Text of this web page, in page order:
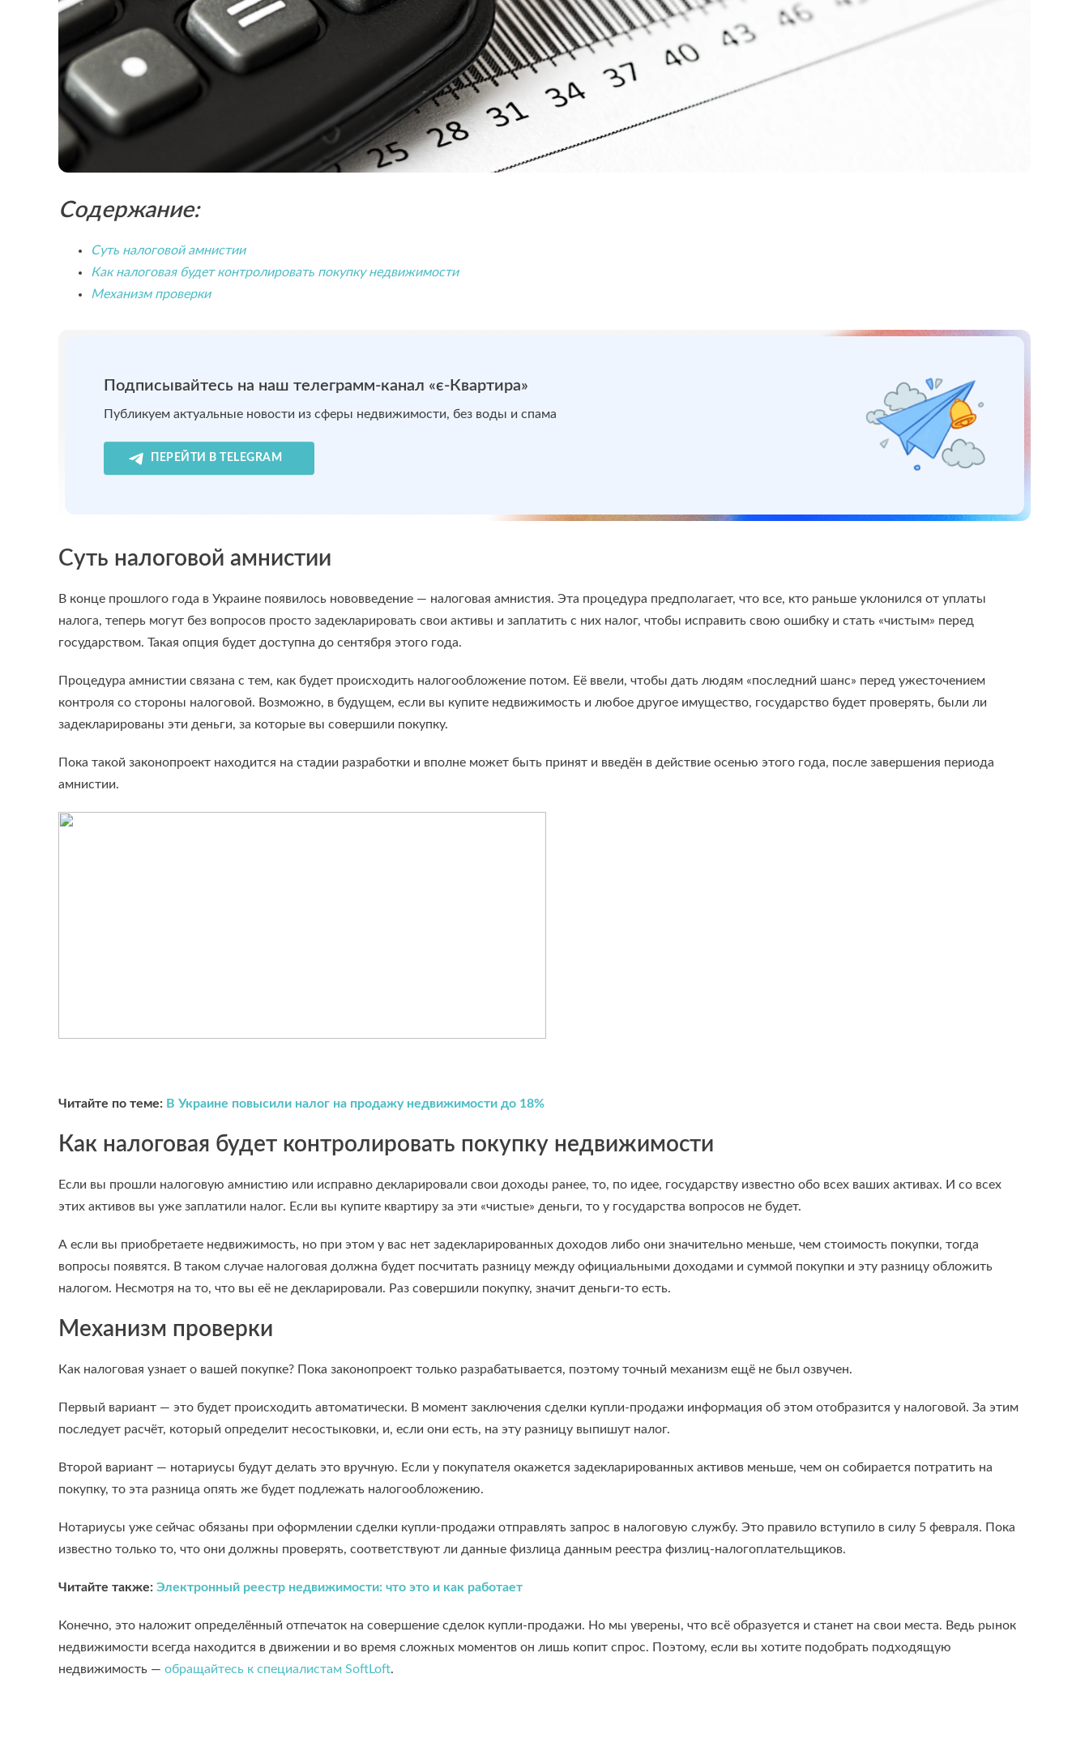
Содержание:
Суть налоговой амнистии
Как налоговая будет контролировать покупку недвижимости
Механизм проверки
Подписывайтесь на наш телеграмм-канал «є-Квартира»
Публикуем актуальные новости из сферы недвижимости, без воды и спама
ПЕРЕЙТИ В TELEGRAM
Суть налоговой амнистии
В конце прошлого года в Украине появилось нововведение — налоговая амнистия. Эта процедура предполагает, что все, кто раньше уклонился от уплаты
налога, теперь могут без вопросов просто задекларировать свои активы и заплатить с них налог, чтобы исправить свою ошибку и стать «чистым» перед
государством. Такая опция будет доступна до сентября этого года.
Процедура амнистии связана с тем, как будет происходить налогообложение потом. Её ввели, чтобы дать людям «последний шанс» перед ужесточением
контроля со стороны налоговой. Возможно, в будущем, если вы купите недвижимость и любое другое имущество, государство будет проверять, были ли
задекларированы эти деньги, за которые вы совершили покупку.
Пока такой законопроект находится на стадии разработки и вполне может быть принят и введён в действие осенью этого года, после завершения периода
амнистии.
Читайте по теме: В Украине повысили налог на продажу недвижимости до 18%
Как налоговая будет контролировать покупку недвижимости
Если вы прошли налоговую амнистию или исправно декларировали свои доходы ранее, то, по идее, государству известно обо всех ваших активах. И со всех
этих активов вы уже заплатили налог. Если вы купите квартиру за эти «чистые» деньги, то у государства вопросов не будет.
А если вы приобретаете недвижимость, но при этом у вас нет задекларированных доходов либо они значительно меньше, чем стоимость покупки, тогда
вопросы появятся. В таком случае налоговая должна будет посчитать разницу между официальными доходами и суммой покупки и эту разницу обложить
налогом. Несмотря на то, что вы её не декларировали. Раз совершили покупку, значит деньги-то есть.
Механизм проверки
Как налоговая узнает о вашей покупке? Пока законопроект только разрабатывается, поэтому точный механизм ещё не был озвучен.
Первый вариант — это будет происходить автоматически. В момент заключения сделки купли-продажи информация об этом отобразится у налоговой. За этим
последует расчёт, который определит несостыковки, и, если они есть, на эту разницу выпишут налог.
Второй вариант — нотариусы будут делать это вручную. Если у покупателя окажется задекларированных активов меньше, чем он собирается потратить на
покупку, то эта разница опять же будет подлежать налогообложению.
Нотариусы уже сейчас обязаны при оформлении сделки купли-продажи отправлять запрос в налоговую службу. Это правило вступило в силу 5 февраля. Пока
известно только то, что они должны проверять, соответствуют ли данные физлица данным реестра физлиц-налогоплательщиков.
Читайте также: Электронный реестр недвижимости: что это и как работает
Конечно, это наложит определённый отпечаток на совершение сделок купли-продажи. Но мы уверены, что всё образуется и станет на свои места. Ведь рынок
недвижимости всегда находится в движении и во время сложных моментов он лишь копит спрос. Поэтому, если вы хотите подобрать подходящую
недвижимость — обращайтесь к специалистам SoftLoft.